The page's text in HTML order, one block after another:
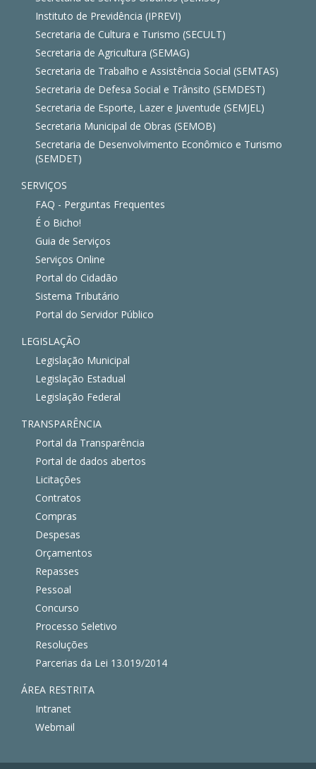
Instituto de Previdência (IPREVI)
Secretaria de Cultura e Turismo (SECULT)
Secretaria de Agricultura (SEMAG)
Secretaria de Trabalho e Assistência Social (SEMTAS)
Secretaria de Defesa Social e Trânsito (SEMDEST)
Secretaria de Esporte, Lazer e Juventude (SEMJEL)
Secretaria Municipal de Obras (SEMOB)
Secretaria de Desenvolvimento Econômico e Turismo
(SEMDET)
SERVIÇOS
FAQ - Perguntas Frequentes
É o Bicho!
Guia de Serviços
Serviços Online
Portal do Cidadão
Sistema Tributário
Portal do Servidor Público
LEGISLAÇÃO
Legislação Municipal
Legislação Estadual
Legislação Federal
TRANSPARÊNCIA
Portal da Transparência
Portal de dados abertos
Licitações
Contratos
Compras
Despesas
Orçamentos
Repasses
Pessoal
Concurso
Processo Seletivo
Resoluções
Parcerias da Lei 13.019/2014
ÁREA RESTRITA
Intranet
Webmail